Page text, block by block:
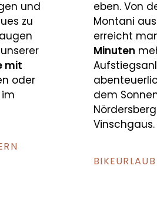
und
zu
mit
oder
im
eben. Von
Montani
erreicht
Minuten
dem
Vinschgaus.